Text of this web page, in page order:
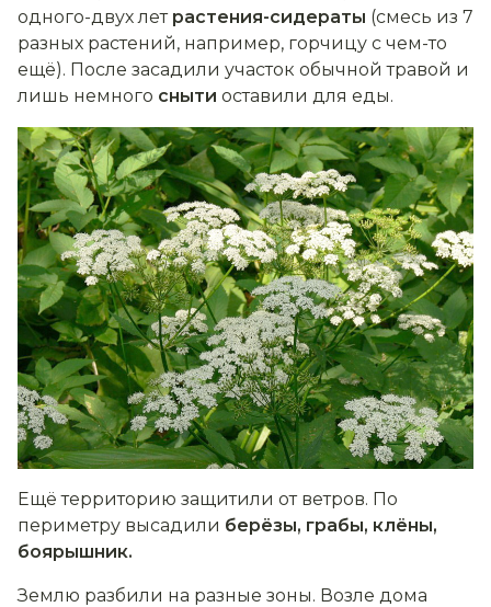
одного-двух лет растения-сидераты (смесь из 7
разных растений, например, горчицу с чем-то
ещё). После засадили участок обычной травой и
лишь немного сныти оставили для еды.
Ещё территорию защитили от ветров. По
периметру высадили берёзы, грабы, клёны,
боярышник.
Землю разбили на разные зоны. Возле дома